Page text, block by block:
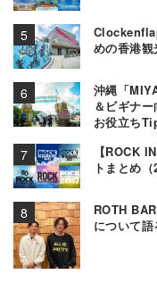
めの香港
沖縄「
＆ビギナ
お役立ち
【ROCK
トまとめ（
ROTH
について